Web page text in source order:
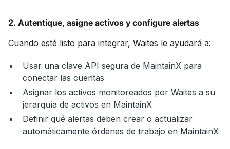
2. Autentique, asigne activos y configure alertas
Cuando esté listo para integrar, Waites le ayudará a:
Usar una clave API segura de MaintainX para
conectar las cuentas
Asignar los activos monitoreados por Waites a su
jerarquía de activos en MaintainX
Definir qué alertas deben crear o actualizar
automáticamente órdenes de trabajo en MaintainX